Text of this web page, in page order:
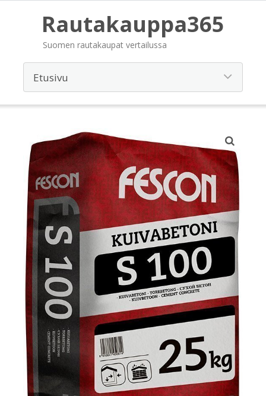
Rautakauppa365
Suomen rautakaupat vertailussa